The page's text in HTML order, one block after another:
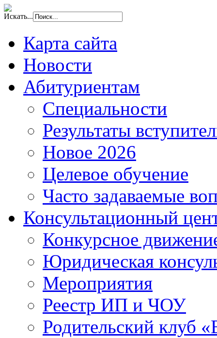
Искать...
Карта сайта
Новости
Абитуриентам
Специальности
Результаты
Новое 2026
Целевое обучение
Часто задаваемые
Консультационный
Конкурсное
Юридическая
Мероприятия
Реестр ИП и ЧОУ
Родительский клуб